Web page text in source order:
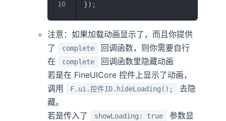
}) ;
注意：如果加载动画显示了，而且你提供
了
complete
回调函数，则你需要自行
在
complete
回调函数里隐藏动画
若是在 FineUICore 控件上显示了动画，
调用
F.ui.控件ID.hideLoading();
去隐
藏。
若是传入了
showLoading: true
参数显